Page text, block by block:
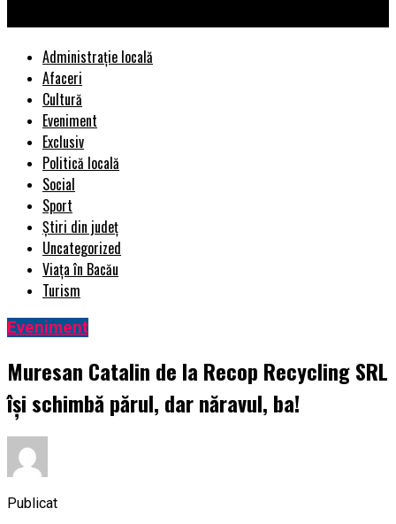
Administrație locală
Afaceri
Cultură
Eveniment
Exclusiv
Politică locală
Social
Sport
Știri din județ
Uncategorized
Viața în Bacău
Turism
Eveniment
Muresan Catalin de la Recop Recycling SRL
își schimbă părul, dar năravul, ba!
Publicat